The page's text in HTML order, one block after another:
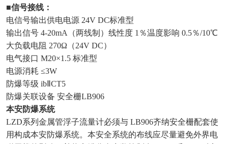
■信号接线：
电信号输出供电电源 24V DC标准型
输出信号 4-20mA（两线制）线性度 1％温度影响 0.5％/10℃
大负载电阻 270Ω（24V DC）
电气接口 M20×1.5 标准型
电源消耗 ≤3W
防爆等级 ibⅡCT5
防爆关联设备 安全栅LB906
本安防爆系统
LZD系列金属管浮子流量计必须与 LB906齐纳安全栅配套使
用构成本安防爆系统。本安全系统的布线应尽量避免外界电